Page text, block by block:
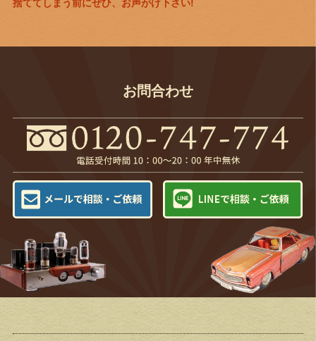
捨ててしまう前にぜひ、お声がけ下さい!
お問合わせ